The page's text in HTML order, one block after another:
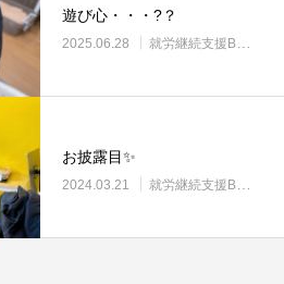
遊び心・・・?？
2025.06.28 就労継続支援B型・ニコサービス
お披露目✨
2024.03.21 就労継続支援B型・ニコサービス